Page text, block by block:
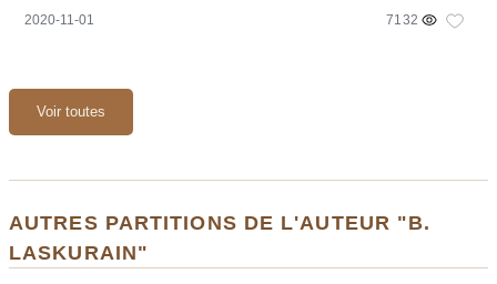
2020-11-01 7132
Voir toutes
AUTRES PARTITIONS DE L'AUTEUR "B.
LASKURAIN"